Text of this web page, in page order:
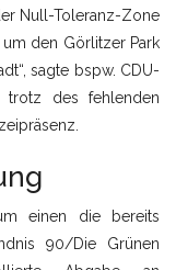
Null-Toleranz-Zone
den Görlitzer Park
sagte bspw. CDU-
trotz des fehlenden
einen die bereits
90/Die Grünen